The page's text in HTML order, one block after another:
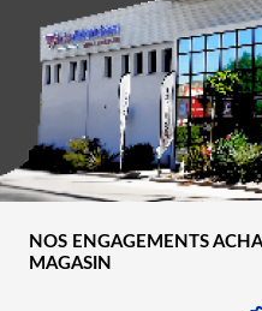
NOS ENGAGEMENTS
MAGASIN